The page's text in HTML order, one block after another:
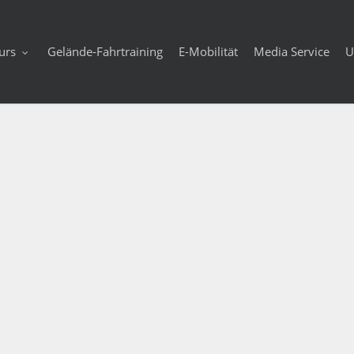
Gelände-Fahrtraining E-Mobilität Media Service